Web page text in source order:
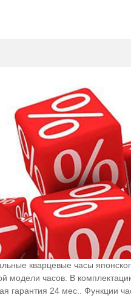
кварцевые часы
модели часов. В
гарантия 24 мес.. Функции